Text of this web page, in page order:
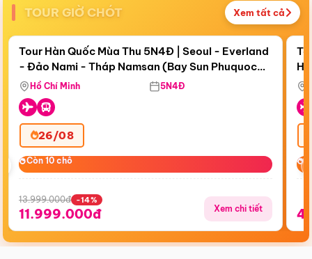
TOUR GIỜ CHÓT Xem tất cả
Còn19 ngày 07:20:05
Điểm nổi bật
Tour Hàn Quốc Mùa Thu 5N4Đ | Seoul - Everland
- Đảo Nami - Tháp Namsan (Bay Sun Phuquoc
Airways)
Hồ Chí Minh 5N4Đ
26/08
Còn 10 chỗ
Còn 10 chỗ
13.999.000đ -14%
11.999.000đ Xem chi tiết